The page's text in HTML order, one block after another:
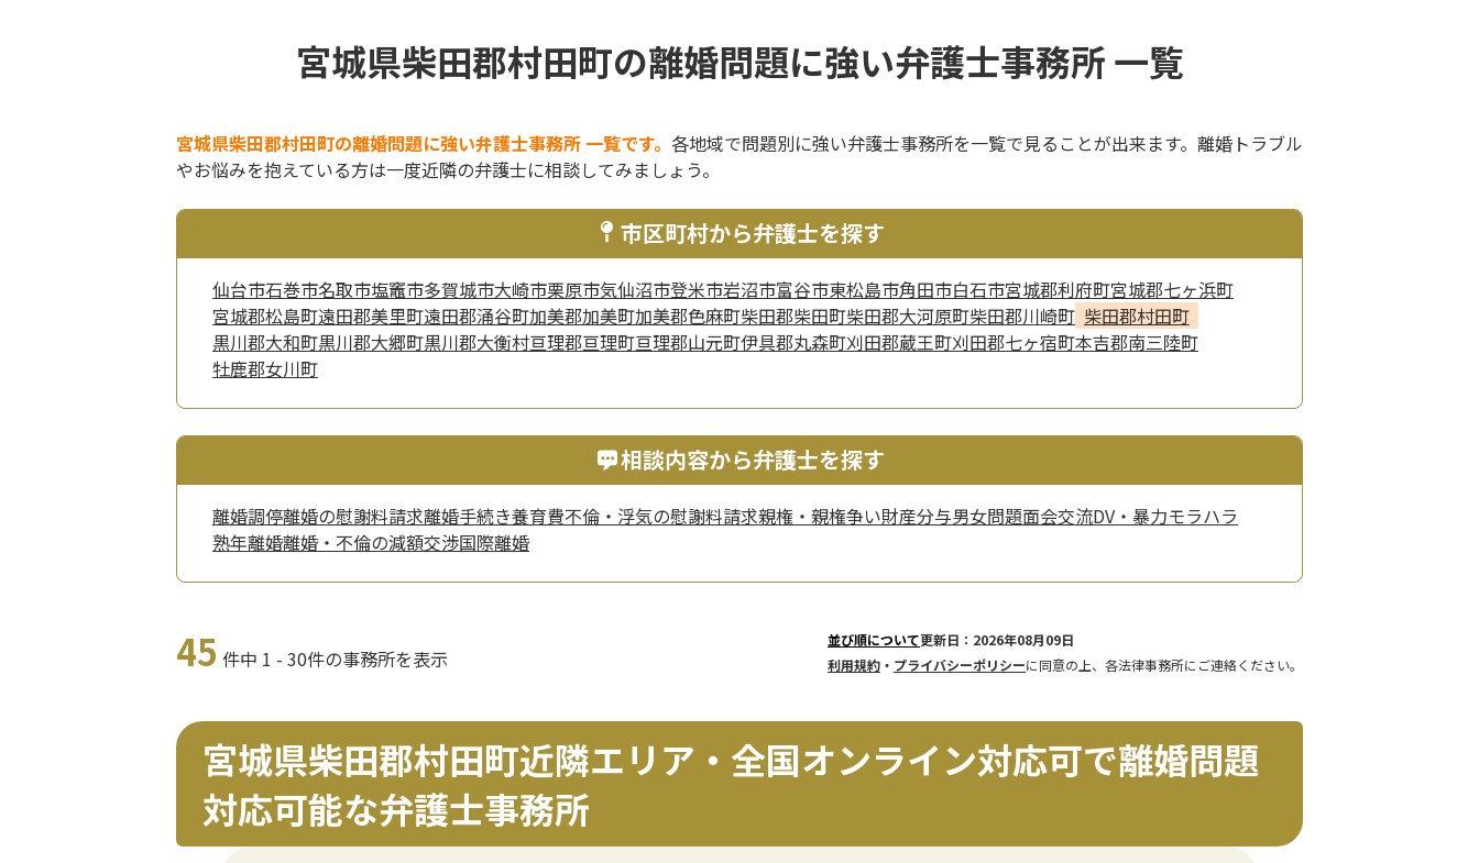
宮城県柴田郡村田町の離婚問題に強い弁護士事務所 一覧
宮城県柴田郡村田町の離婚問題に強い弁護士事務所 一覧です。 各地域で問題別に強い弁護士事務所を一覧で見ることが出来ます。離婚トラブル
やお悩みを抱えている方は一度近隣の弁護士に相談してみましょう。
市区町村から弁護士を探す
仙台市石巻市名取市塩竈市多賀城市大崎市栗原市気仙沼市登米市岩沼市富谷市東松島市角田市白石市宮城郡利府町宮城郡七ヶ浜町
宮城郡松島町遠田郡美里町遠田郡涌谷町加美郡加美町加美郡色麻町柴田郡柴田町柴田郡大河原町柴田郡川崎町 柴田郡村田町
黒川郡大和町黒川郡大郷町黒川郡大衡村亘理郡亘理町亘理郡山元町伊具郡丸森町刈田郡蔵王町刈田郡七ヶ宿町本吉郡南三陸町
牡鹿郡女川町
相談内容から弁護士を探す
離婚調停離婚の慰謝料請求離婚手続き養育費不倫・浮気の慰謝料請求親権・親権争い財産分与男女問題面会交流DV・暴力モラハラ
熟年離婚離婚・不倫の減額交渉国際離婚
45 件中 1 - 30件の事務所を表示
並び順について更新日：2026年08月09日
利用規約 ・ プライバシーポリシーに同意の上、各法律事務所にご連絡ください。
宮城県柴田郡村田町近隣エリア・全国オンライン対応可で離婚問題
対応可能な弁護士事務所